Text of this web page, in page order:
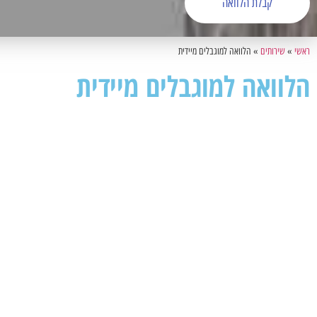
ראשי »שירותים » הלוואה למוגבלים מיידית
הלוואה למוגבלים מיידית